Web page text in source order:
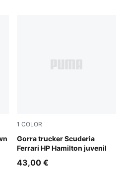
PUMA Gold
1 COLOR
Gorra trucker Scuderia
Ferrari HP Hamilton juvenil
PUMA Red
43,00 €